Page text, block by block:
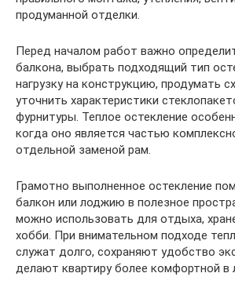
продуманной отделки.
Перед началом работ важно
балкона, выбрать подходящий тип
нагрузку на конструкцию, продумать
уточнить характеристики
фурнитуры. Теплое остекление
когда оно является частью
отдельной заменой рам.
Грамотно выполненное остекление
балкон или лоджию в полезное
можно использовать для отдыха,
хобби. При внимательном подходе
служат долго, сохраняют удобство
делают квартиру более комфортной в